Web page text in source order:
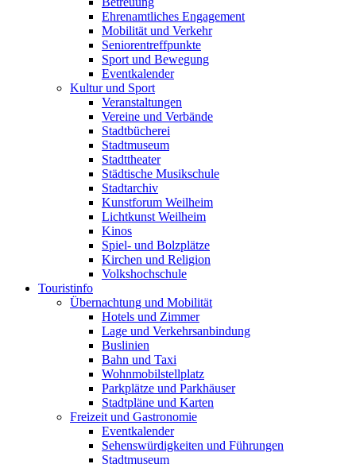
Ehrenamtliches Engagement
Mobilität und Verkehr
Seniorentreffpunkte
Sport und Bewegung
Eventkalender
Kultur und Sport
Veranstaltungen
Vereine und Verbände
Stadtbücherei
Stadtmuseum
Stadttheater
Städtische Musikschule
Stadtarchiv
Kunstforum Weilheim
Lichtkunst Weilheim
Kinos
Spiel- und Bolzplätze
Kirchen und Religion
Volkshochschule
Touristinfo
Übernachtung und Mobilität
Hotels und Zimmer
Lage und Verkehrsanbindung
Buslinien
Bahn und Taxi
Wohnmobilstellplatz
Parkplätze und Parkhäuser
Stadtpläne und Karten
Freizeit und Gastronomie
Eventkalender
Sehenswürdigkeiten und Führungen
Stadtmuseum